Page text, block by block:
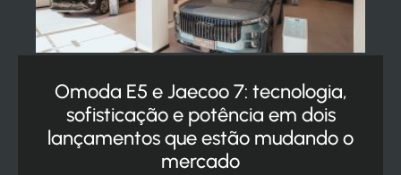
Omoda E5 e Jaecoo 7: tecnologia,
sofisticação e potência em dois
lançamentos que estão mudando o
mercado